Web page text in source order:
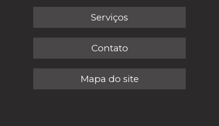
Serviços
Contato
Mapa do site